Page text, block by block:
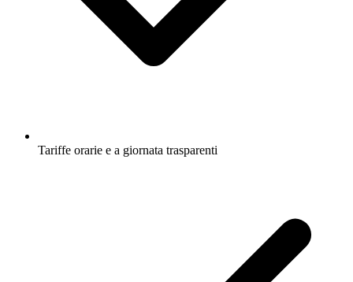
Tariffe orarie e a giornata trasparenti